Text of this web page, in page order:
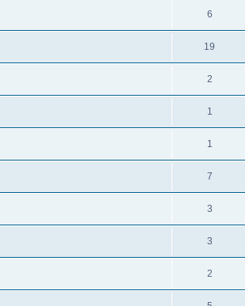
6
19
2
1
1
7
3
3
2